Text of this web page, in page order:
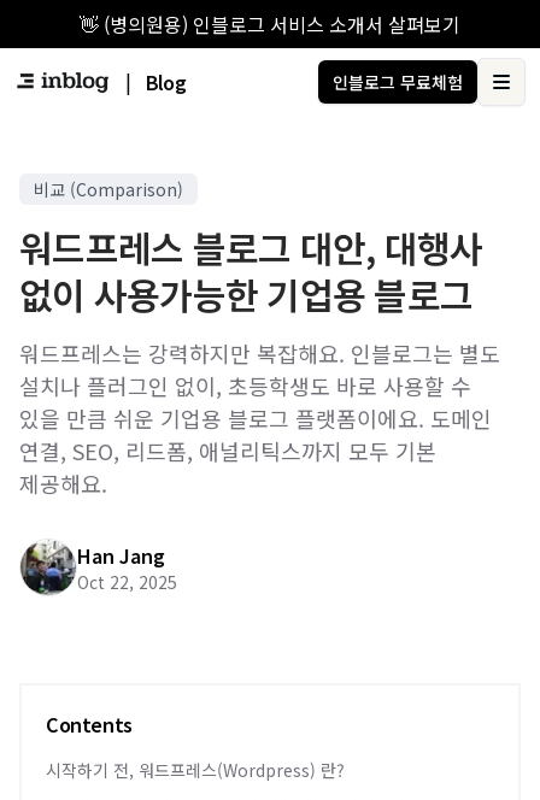
👋 (병의원용) 인블로그 서비스 소개서 살펴보기
| Blog 인블로그 무료체험
비교 (Comparison)
워드프레스 블로그 대안, 대행사
없이 사용가능한 기업용 블로그
워드프레스는 강력하지만 복잡해요. 인블로그는 별도
설치나 플러그인 없이, 초등학생도 바로 사용할 수
있을 만큼 쉬운 기업용 블로그 플랫폼이에요. 도메인
연결, SEO, 리드폼, 애널리틱스까지 모두 기본
제공해요.
Han Jang
Oct 22, 2025
Contents
시작하기 전, 워드프레스(Wordpress) 란?